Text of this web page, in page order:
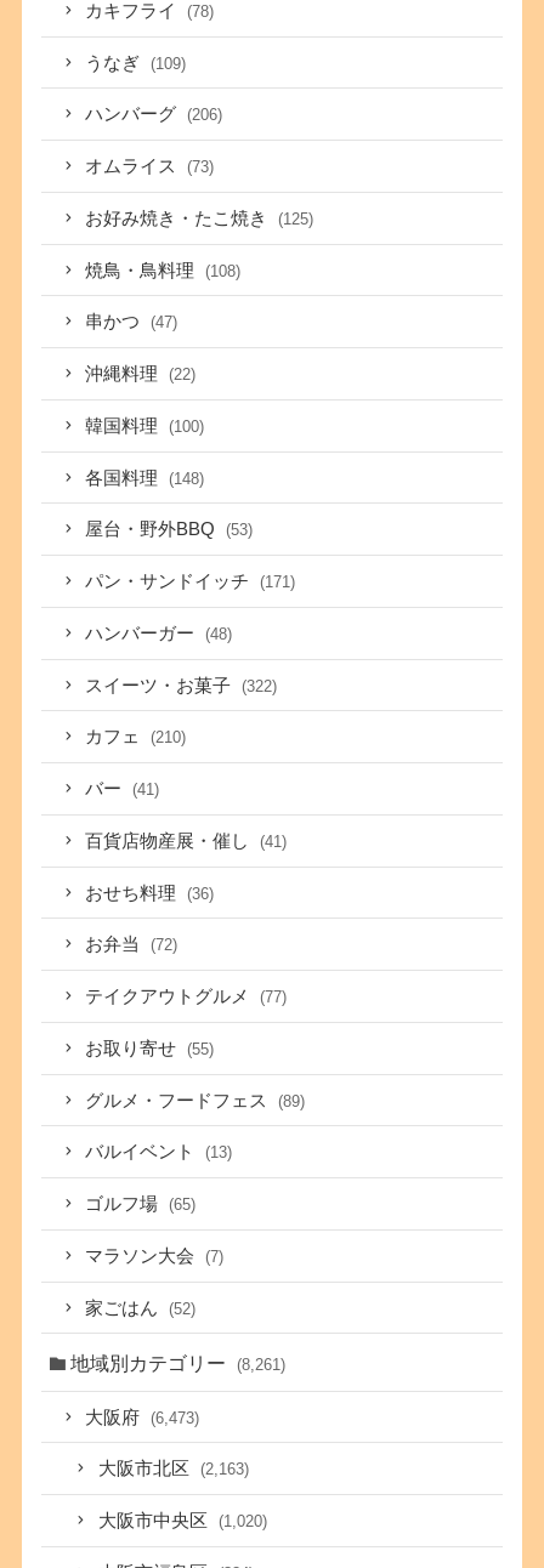
カキフライ (78)
うなぎ (109)
ハンバーグ (206)
オムライス (73)
お好み焼き・たこ焼き (125)
焼鳥・鳥料理 (108)
串かつ (47)
沖縄料理 (22)
韓国料理 (100)
各国料理 (148)
屋台・野外BBQ (53)
パン・サンドイッチ (171)
ハンバーガー (48)
スイーツ・お菓子 (322)
カフェ (210)
バー (41)
百貨店物産展・催し (41)
おせち料理 (36)
お弁当 (72)
テイクアウトグルメ (77)
お取り寄せ (55)
グルメ・フードフェス (89)
バルイベント (13)
ゴルフ場 (65)
マラソン大会 (7)
家ごはん (52)
地域別カテゴリー (8,261)
大阪府 (6,473)
大阪市北区 (2,163)
大阪市中央区 (1,020)